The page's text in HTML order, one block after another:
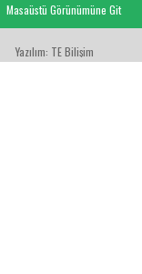
Masaüstü Görünümüne Git
Yazılım: TE Bilişim